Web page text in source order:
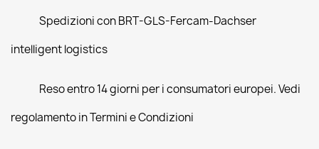
Spedizioni con BRT-GLS-Fercam-Dachser
intelligent logistics
Reso entro 14 giorni per i consumatori europei. Vedi
regolamento in Termini e Condizioni